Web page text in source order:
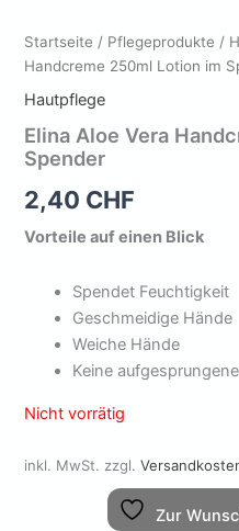
Startseite / Pflegeprodukte /
Handcreme 250ml Lotion im
Hautpflege
Elina Aloe Vera
Spender
2,40 CHF
Vorteile auf einen Blick
Spendet Feuchtigkeit
Geschmeidige Hände
Weiche Hände
Keine
Nicht vorrätig
inkl. MwSt. zzgl.
Zur